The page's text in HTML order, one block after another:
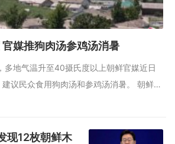
媒推狗肉汤参鸡汤消暑
多地气温升至40摄氏度以上朝鲜官媒近日
建议民众食用狗肉汤和参鸡汤消暑。 朝鲜
月2日）引述医生称，狗肉汤有助于“补充
现12枚朝鲜木